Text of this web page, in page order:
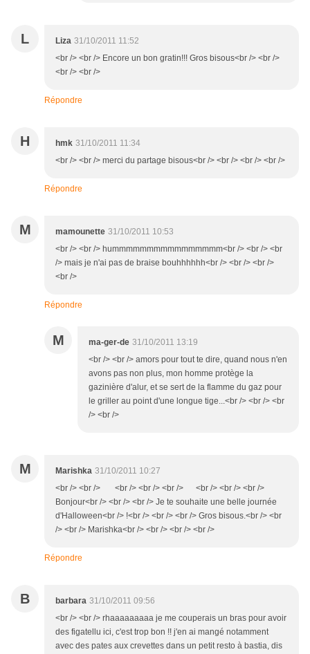
L Liza 31/10/2011 11:52
<br /> <br /> Encore un bon gratin!!! Gros bisous<br /> <br />
<br /> <br />
Répondre
H hmk 31/10/2011 11:34
<br /> <br /> merci du partage bisous<br /> <br /> <br /> <br />
Répondre
M mamounette 31/10/2011 10:53
<br /> <br /> hummmmmmmmmmmmmmmm<br /> <br /> <br
/> mais je n'ai pas de braise bouhhhhhh<br /> <br /> <br />
<br />
Répondre
M ma-ger-de 31/10/2011 13:19
<br /> <br /> amors pour tout te dire, quand nous n'en
avons pas non plus, mon homme protège la
gazinière d'alur, et se sert de la flamme du gaz pour
le griller au point d'une longue tige...<br /> <br /> <br
/> <br />
M Marishka 31/10/2011 10:27
<br /> <br /> <br /> <br /> <br /> <br /> <br /> <br />
Bonjour<br /> <br /> <br /> Je te souhaite une belle journée
d'Halloween<br /> !<br /> <br /> <br /> Gros bisous.<br /> <br
/> <br /> Marishka<br /> <br /> <br /> <br />
Répondre
B barbara 31/10/2011 09:56
<br /> <br /> rhaaaaaaaaa je me couperais un bras pour avoir
des figatellu ici, c'est trop bon !! j'en ai mangé notamment
avec des pates aux crevettes dans un petit resto à bastia, dis